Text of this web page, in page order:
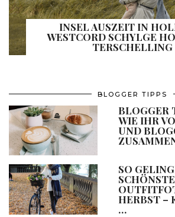
INSEL AUSZEIT IN
WESTCORD SCHYLGE
TERSCHELLING
BLOGGER TIPPS
BLOGGER
WIE IHR
UND
SO
HERBST –
…